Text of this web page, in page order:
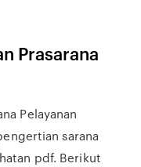
Prasarana
Pelayanan
sarana
pdf. Berikut